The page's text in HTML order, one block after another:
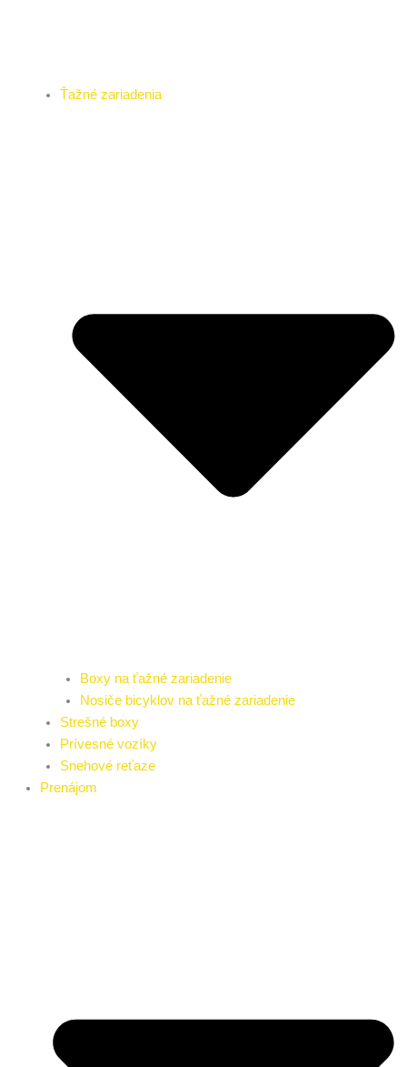
Ťažné zariadenia
Boxy na ťažné zariadenie
Nosiče bicyklov na ťažné zariadenie
Strešné boxy
Prívesné vozíky
Snehové reťaze
Prenájom